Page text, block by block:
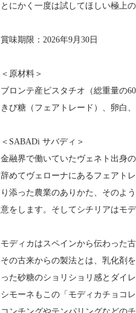
とにかく一度は試してほしい極上
賞味期限：2026年9月30日
＜原材料＞
ブロンテ産ピスタチオ（総重量の
きび糖（フェアトレード）、卵白
＜SABADi サバディ＞
金融界で働いていたヴェネト出身
辞めてヴェローナにあるフェアト
り添った農業のありかた、そのよ
意をします。そしてシチリアはモ
モディカはスペインから伝わった
その古来からの製法とは、乳化剤
った砂糖のショリショリ感とダイ
シモーネもこの「モディカチョコ